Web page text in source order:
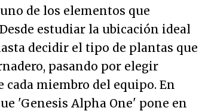
de los elementos que
estudiar la ubicación ideal
decidir el tipo de plantas que
pasando por elegir
miembro del equipo. En
'Genesis Alpha One' pone en